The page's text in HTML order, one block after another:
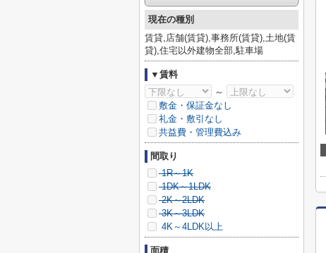
現在の種別
賃貸,店舗(賃貸),事務所(賃貸),土地(賃
貸),住宅以外建物全部,駐車場
▼賃料
～
敷金・保証金なし
礼金・敷引なし
共益費・管理費込み
間取り
1R～1K
1DK～1LDK
2K～2LDK
3K～3LDK
4K～4LDK以上
面積